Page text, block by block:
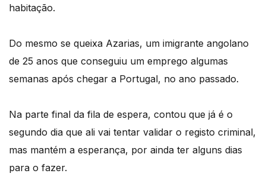
habitação.
Do mesmo se queixa Azarias, um imigrante angolano
de 25 anos que conseguiu um emprego algumas
semanas após chegar a Portugal, no ano passado.
Na parte final da fila de espera, contou que já é o
segundo dia que ali vai tentar validar o registo criminal,
mas mantém a esperança, por ainda ter alguns dias
para o fazer.